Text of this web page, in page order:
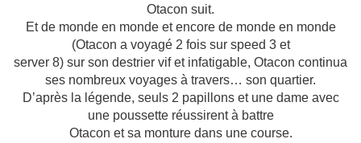
Otacon suit.
Et de monde en monde et encore de monde en monde
(Otacon a voyagé 2 fois sur speed 3 et
server 8) sur son destrier vif et infatigable, Otacon continua
ses nombreux voyages à travers… son quartier.
D’après la légende, seuls 2 papillons et une dame avec
une poussette réussirent à battre
Otacon et sa monture dans une course.